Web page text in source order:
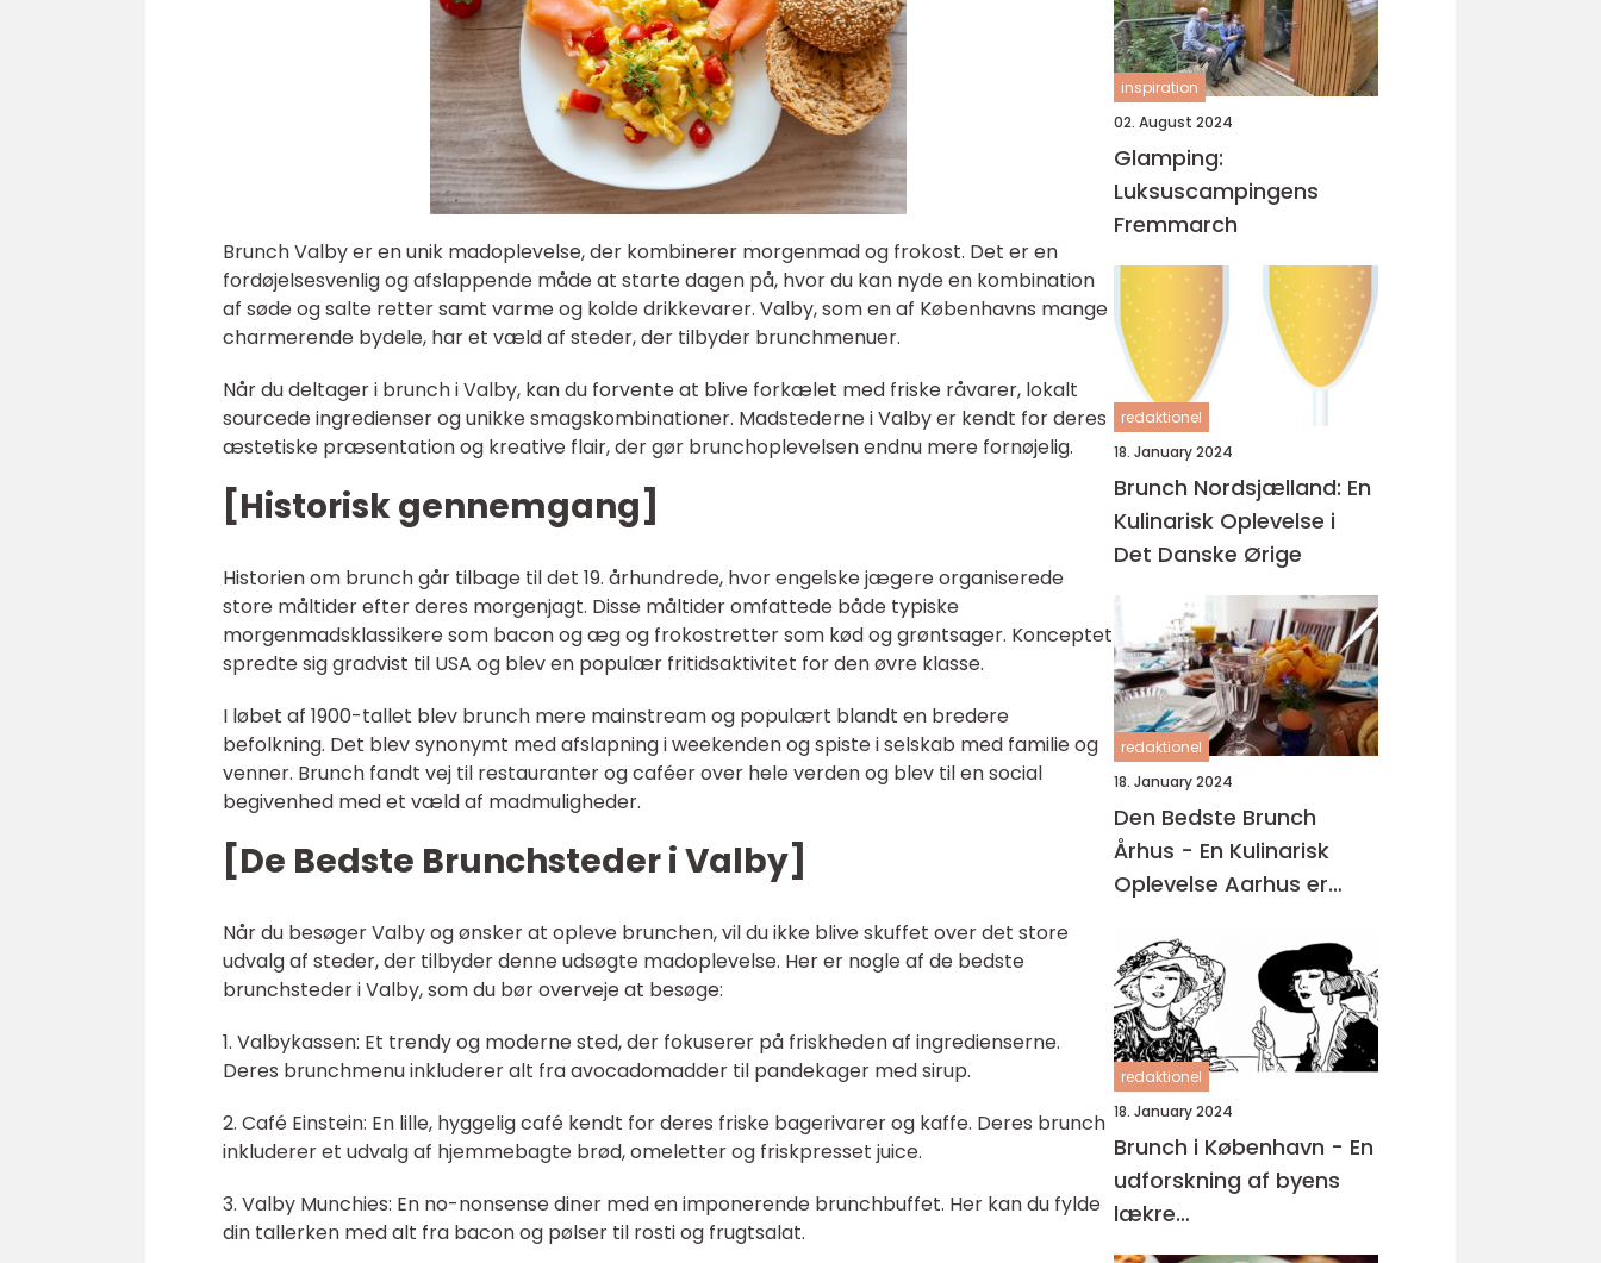
Brunch Valby er en unik madoplevelse, der kombinerer morgenmad og frokost. Det er en
fordøjelsesvenlig og afslappende måde at starte dagen på, hvor du kan nyde en kombination
af søde og salte retter samt varme og kolde drikkevarer. Valby, som en af Københavns mange
charmerende bydele, har et væld af steder, der tilbyder brunchmenuer.
Når du deltager i brunch i Valby, kan du forvente at blive forkælet med friske råvarer, lokalt
sourcede ingredienser og unikke smagskombinationer. Madstederne i Valby er kendt for deres
æstetiske præsentation og kreative flair, der gør brunchoplevelsen endnu mere fornøjelig.
[Historisk gennemgang]
Historien om brunch går tilbage til det 19. århundrede, hvor engelske jægere organiserede
store måltider efter deres morgenjagt. Disse måltider omfattede både typiske
morgenmadsklassikere som bacon og æg og frokostretter som kød og grøntsager. Konceptet
spredte sig gradvist til USA og blev en populær fritidsaktivitet for den øvre klasse.
I løbet af 1900-tallet blev brunch mere mainstream og populært blandt en bredere
befolkning. Det blev synonymt med afslapning i weekenden og spiste i selskab med familie og
venner. Brunch fandt vej til restauranter og caféer over hele verden og blev til en social
begivenhed med et væld af madmuligheder.
[De Bedste Brunchsteder i Valby]
Når du besøger Valby og ønsker at opleve brunchen, vil du ikke blive skuffet over det store
udvalg af steder, der tilbyder denne udsøgte madoplevelse. Her er nogle af de bedste
brunchsteder i Valby, som du bør overveje at besøge:
1. Valbykassen: Et trendy og moderne sted, der fokuserer på friskheden af ingredienserne.
Deres brunchmenu inkluderer alt fra avocadomadder til pandekager med sirup.
2. Café Einstein: En lille, hyggelig café kendt for deres friske bagerivarer og kaffe. Deres brunch
inkluderer et udvalg af hjemmebagte brød, omeletter og friskpresset juice.
3. Valby Munchies: En no-nonsense diner med en imponerende brunchbuffet. Her kan du fylde
din tallerken med alt fra bacon og pølser til rosti og frugtsalat.
inspiration
02. August 2024
Glamping:
Luksuscampingens
Fremmarch
redaktionel
18. January 2024
Brunch Nordsjælland: En
Kulinarisk Oplevelse i
Det Danske Ørige
redaktionel
18. January 2024
Den Bedste Brunch
Århus - En Kulinarisk
Oplevelse Aarhus er
hvor der findes en bred
vifte af restauranter,
caféer og spisesteder
redaktionel
18. January 2024
Brunch i København - En
udforskning af byens
lækre
morgenmadsoplevelser